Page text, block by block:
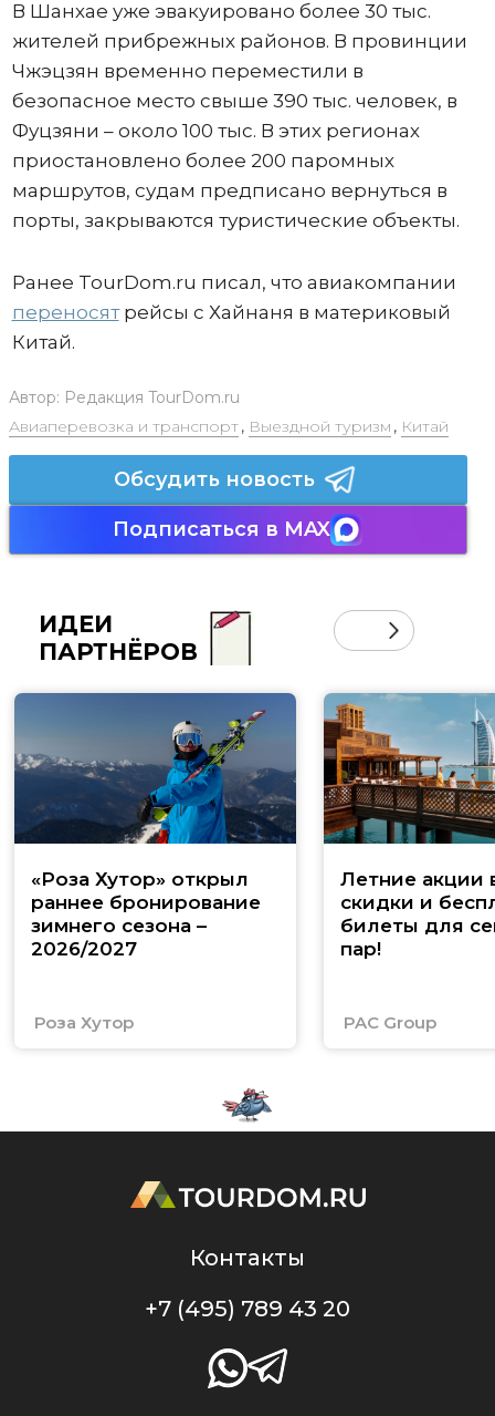
В Шанхае уже эвакуировано более 30 тыс.
жителей прибрежных районов. В провинции
Чжэцзян временно переместили в
безопасное место свыше 390 тыс. человек, в
Фуцзяни – около 100 тыс. В этих регионах
приостановлено более 200 паромных
маршрутов, судам предписано вернуться в
порты, закрываются туристические объекты.
Ранее TourDom.ru писал, что авиакомпании
переносятрейсы с Хайнаня в материковый
Китай.
Автор: Редакция TourDom.ru
Авиаперевозка и транспорт, Выездной туризм , Китай
Обсудить новость
Подписаться в MAX
ИДЕИ
ПАРТНЁРОВ
«Роза Хутор» открыл
раннее бронирование
зимнего сезона –
2026/2027
Роза Хутор
Летние акции
скидки и
билеты для
пар!
PAC Group
Контакты
+7 (495) 789 43 20